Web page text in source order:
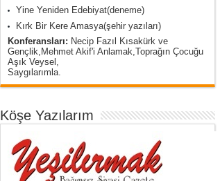
Yine Yeniden Edebiyat(deneme)
Kırk Bir Kere Amasya(şehir yazıları)
Konferansları: Necip Fazıl Kısakürk ve
Gençlik,Mehmet Akif'i Anlamak,Toprağın Çocuğu
Aşık Veysel,
Saygılarımla.
Köşe Yazılarım